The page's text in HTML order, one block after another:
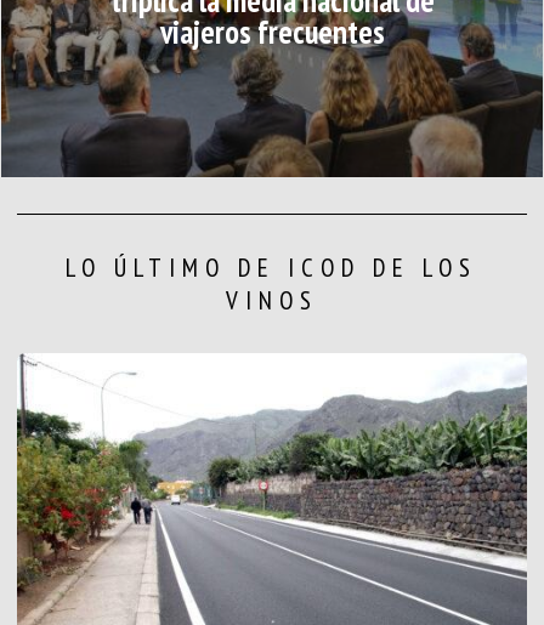
viajeros frecuentes
LO ÚLTIMO DE ICOD DE LOS
VINOS